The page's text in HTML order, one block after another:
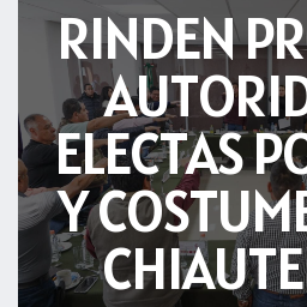
RINDEN
ELECTAS
Y
acciones
aclaración
acoso
acreditación
actas